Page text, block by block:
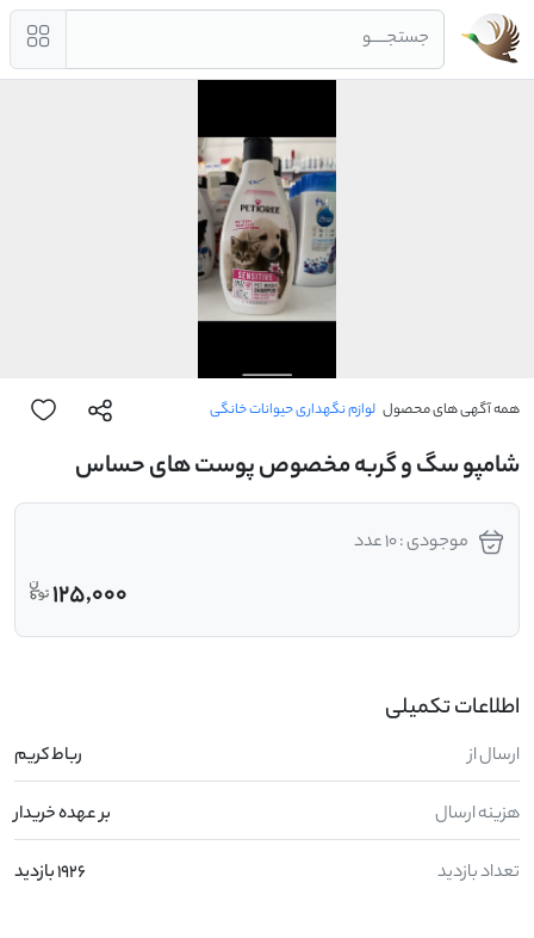
جستجــــو
همه آگهی های محصول لوازم نگهداری حیوانات خانگی
شامپو سگ و گربه مخصوص پوست های حساس
موجودی : 10 عدد
125,000
اطلاعات تکمیلی
ارسال از رباط کریم
هزینه ارسال بر عهده خریدار
تعداد بازدید 1926 بازدید